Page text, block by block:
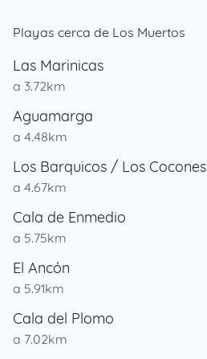
Playas cerca de Los Muertos
Las Marinicas
a 3.72km
Aguamarga
a 4.48km
Los Barquicos / Los Cocones
a 4.67km
Cala de Enmedio
a 5.75km
El Ancón
a 5.91km
Cala del Plomo
a 7.02km